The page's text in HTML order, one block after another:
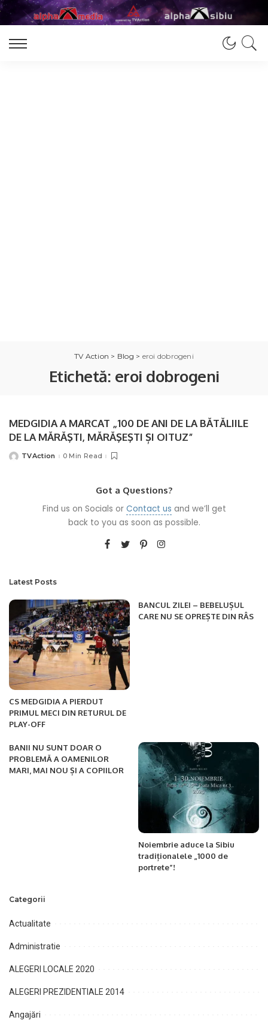
TV Action > Blog > eroi dobrogeni
Etichetă: eroi dobrogeni
MEDGIDIA A MARCAT „100 DE ANI DE LA BĂTĂLIILE
DE LA MĂRĂŞTI, MĂRĂŞEŞTI ȘI OITUZ”
PostedTVAction 0 Min Read
Got a Questions?
Find us on Socials or Contact us and we’ll get
back to you as soon as possible.
Latest Posts
CS MEDGIDIA A PIERDUT
PRIMUL MECI DIN RETURUL DE
PLAY-OFF
BANCUL ZILEI – BEBELUȘUL
CARE NU SE OPREȘTE DIN RÂS
BANII NU SUNT DOAR O
PROBLEMĂ A OAMENILOR
MARI, MAI NOU ȘI A COPIILOR
Noiembrie aduce la Sibiu
tradiționalele „1000 de
portrete”!
Categorii
Actualitate
Administratie
ALEGERI LOCALE 2020
ALEGERI PREZIDENTIALE 2014
Angajări